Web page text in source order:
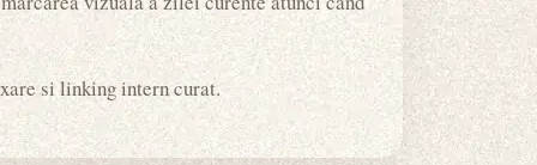
si linking intern curat.